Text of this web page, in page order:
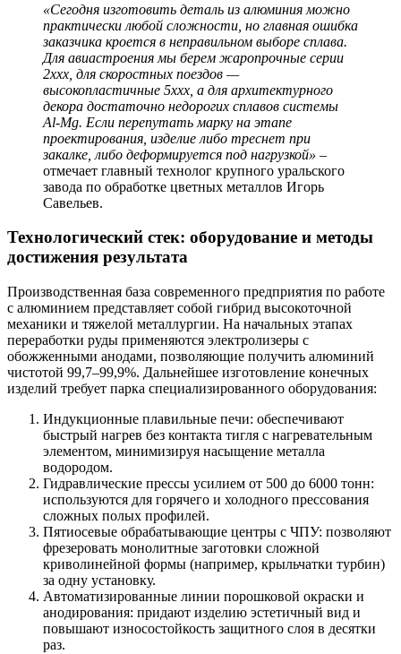
«Сегодня изготовить деталь из алюминия можно
практически любой сложности, но главная ошибка
заказчика кроется в неправильном выборе сплава.
Для авиастроения мы берем жаропрочные серии
2ххх, для скоростных поездов —
высокопластичные 5ххх, а для архитектурного
декора достаточно недорогих сплавов системы
Al-Mg. Если перепутать марку на этапе
проектирования, изделие либо треснет при
закалке, либо деформируется под нагрузкой» –
отмечает главный технолог крупного уральского
завода по обработке цветных металлов Игорь
Савельев.
Технологический стек: оборудование и методы
достижения результата
Производственная база современного предприятия по работе
с алюминием представляет собой гибрид высокоточной
механики и тяжелой металлургии. На начальных этапах
переработки руды применяются электролизеры с
обожженными анодами, позволяющие получить алюминий
чистотой 99,7–99,9%. Дальнейшее изготовление конечных
изделий требует парка специализированного оборудования:
Индукционные плавильные печи: обеспечивают
быстрый нагрев без контакта тигля с нагревательным
элементом, минимизируя насыщение металла
водородом.
Гидравлические прессы усилием от 500 до 6000 тонн:
используются для горячего и холодного прессования
сложных полых профилей.
Пятиосевые обрабатывающие центры с ЧПУ: позволяют
фрезеровать монолитные заготовки сложной
криволинейной формы (например, крыльчатки турбин)
за одну установку.
Автоматизированные линии порошковой окраски и
анодирования: придают изделию эстетичный вид и
повышают износостойкость защитного слоя в десятки
раз.